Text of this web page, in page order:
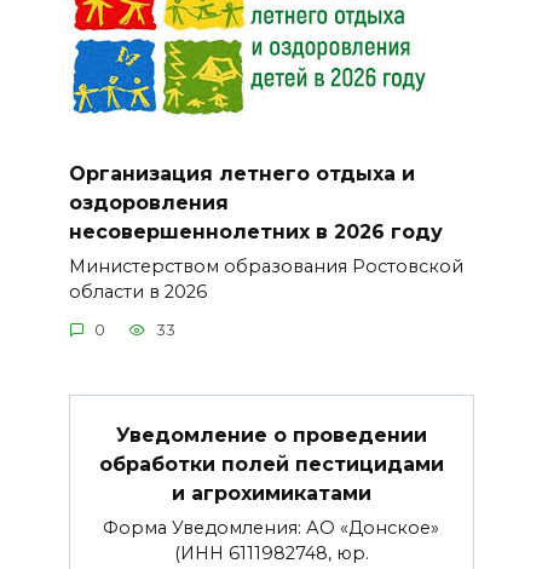
Организация летнего отдыха и
оздоровления
несовершеннолетних в 2026 году
Министерством образования Ростовской
области в 2026
0 33
Уведомление о проведении
обработки полей пестицидами
и агрохимикатами
Форма Уведомления: АО «Донское»
(ИНН 6111982748, юр.